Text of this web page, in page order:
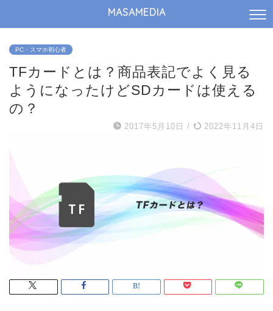
MASAMEDIA
PC・スマホ初心者
TFカードとは？商品表記でよく見る
ようになったけどSDカードは使える
の？
2017年5月10日 / 2022年11月4日